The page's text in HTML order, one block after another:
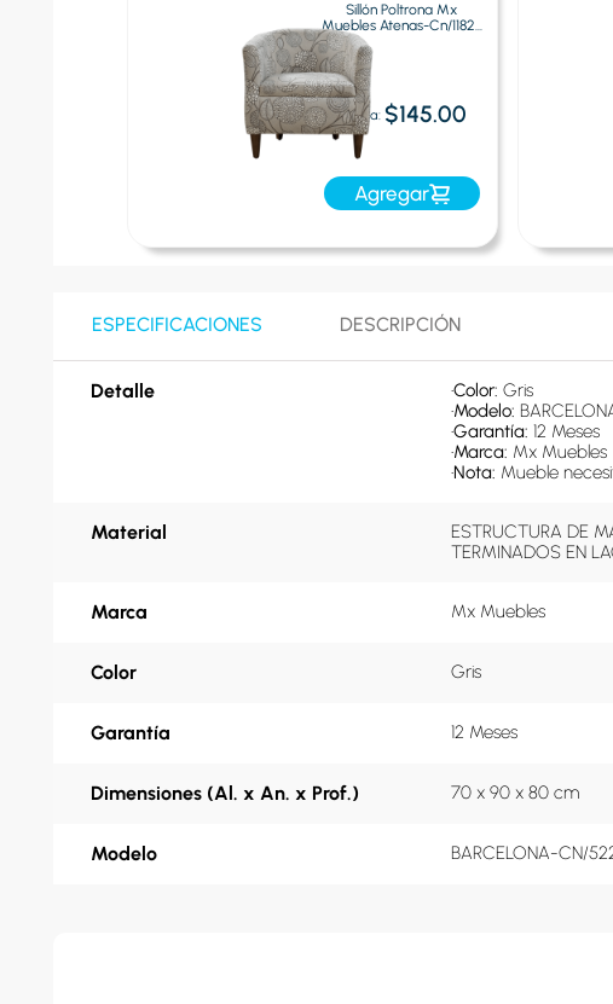
Sillón Poltrona Mx
Muebles Atenas-Cn/1182 |
Oferta: $145.00
Agregar
ESPECIFICACIONES DESCRIPCIÓN
Detalle •Color: Gris
•Modelo:
•Garantía: 12 Meses
•Marca: Mx Muebles
•Nota: Mueble
Material
ESTRUCTURA DE
TERMINADOS EN
Marca Mx Muebles
Color Gris
Garantía 12 Meses
Dimensiones (Al. x An. x Prof.) 70 x 90 x 80 cm
Modelo BARCELONA-CN/